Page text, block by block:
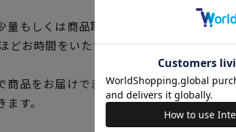
もしくは商品取り寄せの表示です。
どお時間をいただく場合がございますので
商品をお届けできない場合は、別途メール
す。